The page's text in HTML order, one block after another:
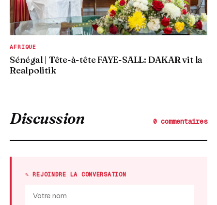
AFRIQUE
Sénégal | Tête-à-tête FAYE-SALL: DAKAR vit la
Realpolitik
Discussion 0 commentaires
✎ REJOINDRE LA CONVERSATION